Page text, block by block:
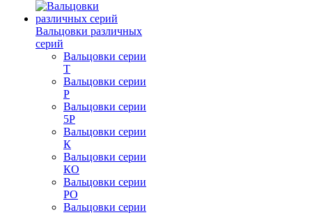
Вальцовки различных
серий
Вальцовки серии
Т
Вальцовки серии
Р
Вальцовки серии
5Р
Вальцовки серии
К
Вальцовки серии
КО
Вальцовки серии
РО
Вальцовки серии